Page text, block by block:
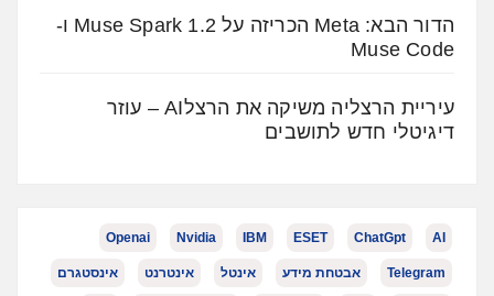
הדור הבא: Meta הכריזה על Muse Spark 1.2 ו-
Muse Code
עיריית הרצליה משיקה את הרצלAI – עוזר
דיגיטלי חדש לתושבים
AI
ChatGpt
ESET
IBM
Nvidia
Openai
Telegram אבטחת מידע אינטל אינטרנט אינסטגרם